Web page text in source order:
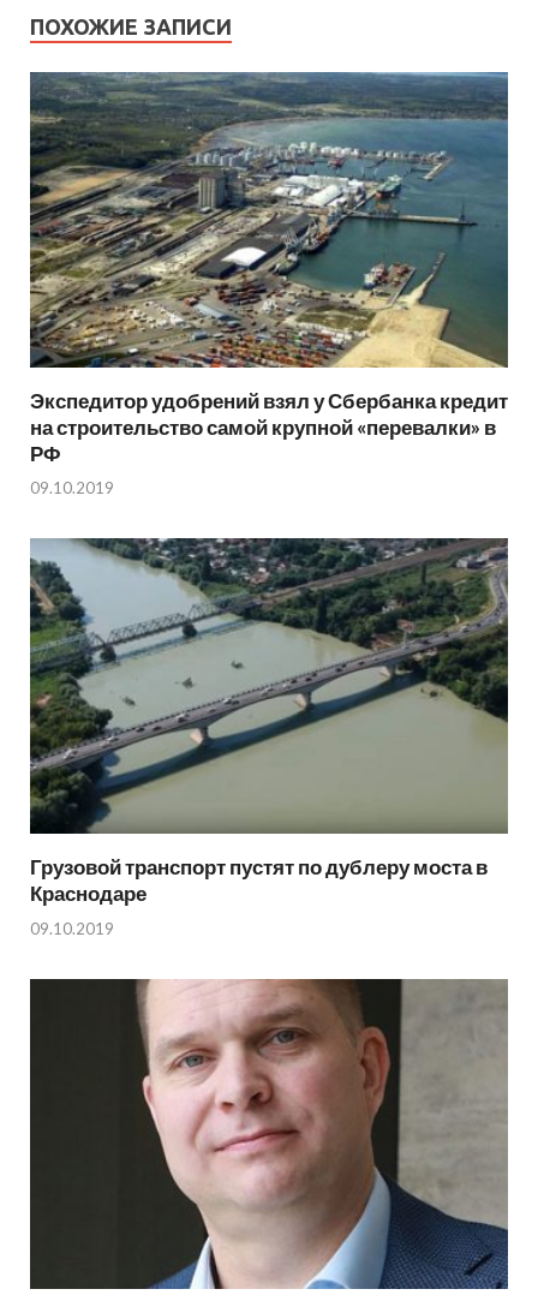
ПОХОЖИЕ ЗАПИСИ
Экспедитор удобрений взял у Сбербанка кредит
на строительство самой крупной «перевалки» в
РФ
09.10.2019
Грузовой транспорт пустят по дублеру моста в
Краснодаре
09.10.2019